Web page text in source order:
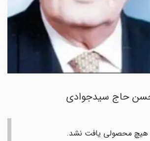
حاج سیدجوادی
هیچ محصولی یافت نشد.